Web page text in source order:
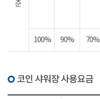
준
100% 90% 70%
코인 샤워장 사용요금